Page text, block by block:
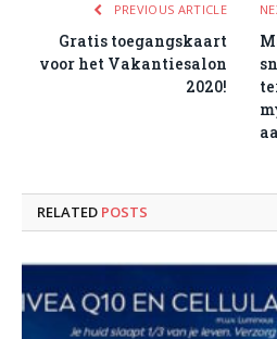
PREVIOUS ARTICLE
Gratis toegangskaart
voor het Vakantiesalon
2020!
RELATED POSTS